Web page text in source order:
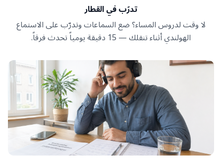
تدرّب في القطار
لا وقت لدروس المساء؟ ضع السماعات وتدرّب على الاستماع
الهولندي أثناء تنقلك — 15 دقيقة يومياً تحدث فرقاً.